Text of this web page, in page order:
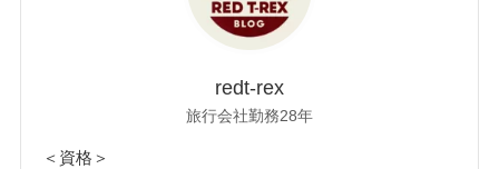
redt-rex
旅行会社勤務28年
＜資格＞